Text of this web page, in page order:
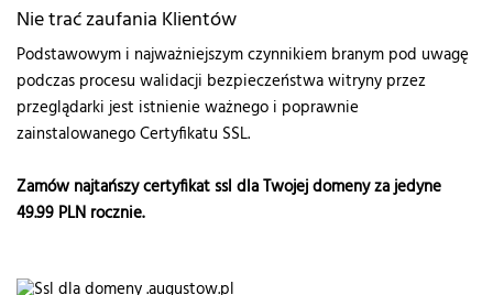
Nie trać zaufania Klientów
Podstawowym i najważniejszym czynnikiem branym pod uwagę
podczas procesu walidacji bezpieczeństwa witryny przez
przeglądarki jest istnienie ważnego i poprawnie
zainstalowanego Certyfikatu SSL.
Zamów najtańszy certyfikat ssl dla Twojej domeny za jedyne
49.99 PLN rocznie.